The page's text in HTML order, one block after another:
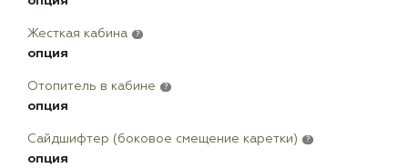
Жесткая кабина ?
опция
Отопитель в кабине ?
опция
Сайдшифтер (боковое смещение каретки) ?
опция